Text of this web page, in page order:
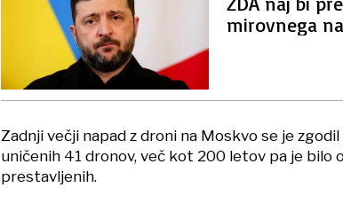
mirovnega
Zadnji večji napad z droni na Moskvo se je
uničenih 41 dronov, več kot 200 letov pa je bilo
prestavljenih.